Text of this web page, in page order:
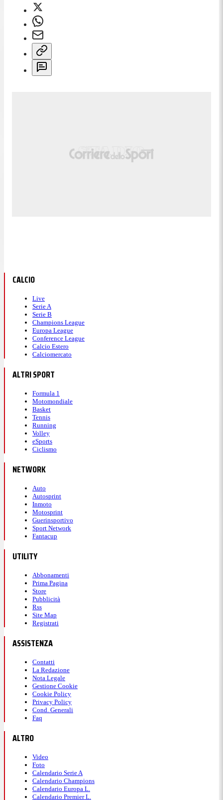
CALCIO
Live
Serie A
Serie B
Champions League
Europa League
Conference League
Calcio Estero
Calciomercato
ALTRI SPORT
Formula 1
Motomondiale
Basket
Tennis
Running
Volley
eSports
Ciclismo
NETWORK
Auto
Autosprint
Inmoto
Motosprint
Guerinsportivo
Sport Network
Fantacup
UTILITY
Abbonamenti
Prima Pagina
Store
Pubblicità
Rss
Site Map
Registrati
ASSISTENZA
Contatti
La Redazione
Nota Legale
Gestione Cookie
Cookie Policy
Privacy Policy
Cond. Generali
Faq
ALTRO
Video
Foto
Calendario Serie A
Calendario Champions
Calendario Europa L.
Calendario Premier L.